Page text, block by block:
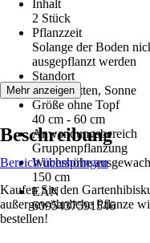
Inhalt
2 Stück
Pflanzzeit
Solange der Boden
ausgepflanzt werden
Standort
Halbschatten, Sonne
Größe ohne Topf
40 cm - 60 cm
Anwendungsbereich
Gruppenpflanzung
Wuchshöhe
150 cm
EAN
6095437591546
Mehr anzeigen
Beschreibung
Bereich überspringen
Kaufen Sie den
außergewöhnliche Pflanze
bestellen!